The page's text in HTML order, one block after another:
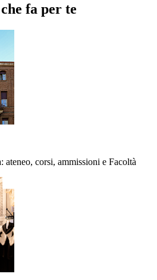
fa per te
corsi, ammissioni e Facoltà